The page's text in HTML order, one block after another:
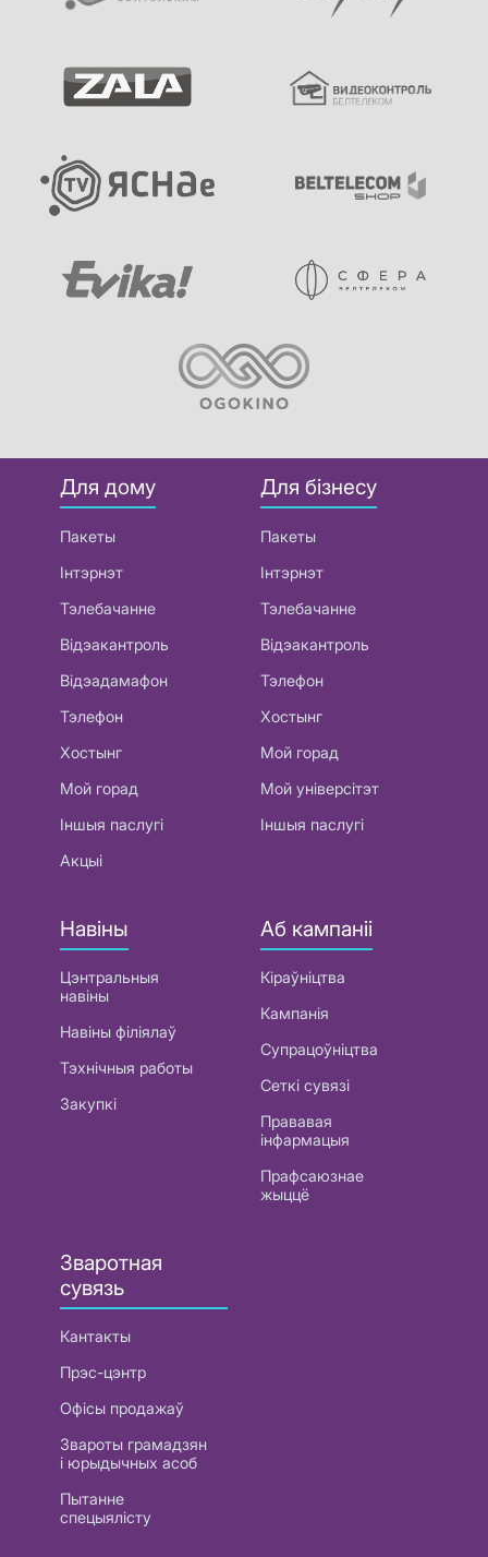
Для дому
Пакеты
Інтэрнэт
Тэлебачанне
Відэакантроль
Відэадамафон
Тэлефон
Хостынг
Мой горад
Іншыя паслугі
Акцыі
Для бізнесу
Пакеты
Інтэрнэт
Тэлебачанне
Відэакантроль
Тэлефон
Хостынг
Мой горад
Мой універсітэт
Іншыя паслугі
Навіны
Цэнтральныя
навіны
Навіны філіялаў
Тэхнічныя работы
Закупкі
Аб кампаніі
Кіраўніцтва
Кампанія
Супрацоўніцтва
Сеткі сувязі
Прававая
інфармацыя
Прафсаюзнае
жыццё
Зваротная
сувязь
Кантакты
Прэс-цэнтр
Офісы продажаў
Звароты грамадзян
і юрыдычных асоб
Пытанне
спецыялісту